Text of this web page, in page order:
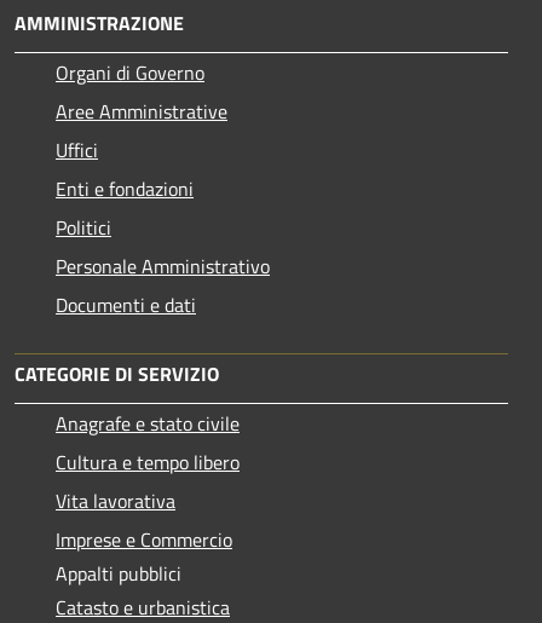
AMMINISTRAZIONE
Organi di Governo
Aree Amministrative
Uffici
Enti e fondazioni
Politici
Personale Amministrativo
Documenti e dati
CATEGORIE DI SERVIZIO
Anagrafe e stato civile
Cultura e tempo libero
Vita lavorativa
Imprese e Commercio
Appalti pubblici
Catasto e urbanistica